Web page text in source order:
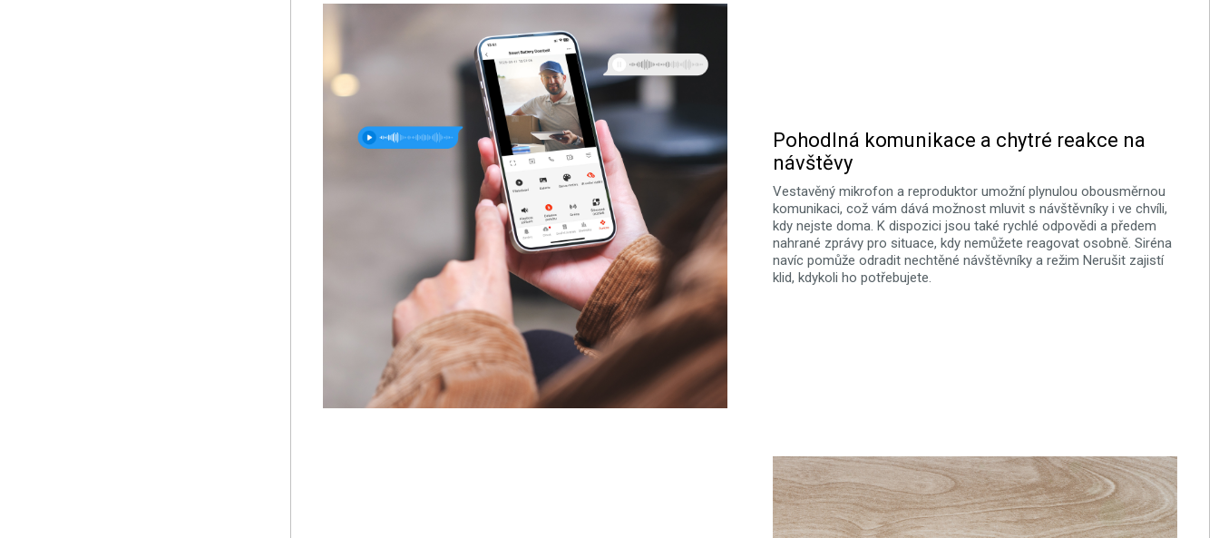
Pohodlná komunikace a chytré reakce na
návštěvy
Vestavěný mikrofon a reproduktor umožní plynulou obousměrnou
komunikaci, což vám dává možnost mluvit s návštěvníky i ve chvíli,
kdy nejste doma. K dispozici jsou také rychlé odpovědi a předem
nahrané zprávy pro situace, kdy nemůžete reagovat osobně. Siréna
navíc pomůže odradit nechtěné návštěvníky a režim Nerušit zajistí
klid, kdykoli ho potřebujete.